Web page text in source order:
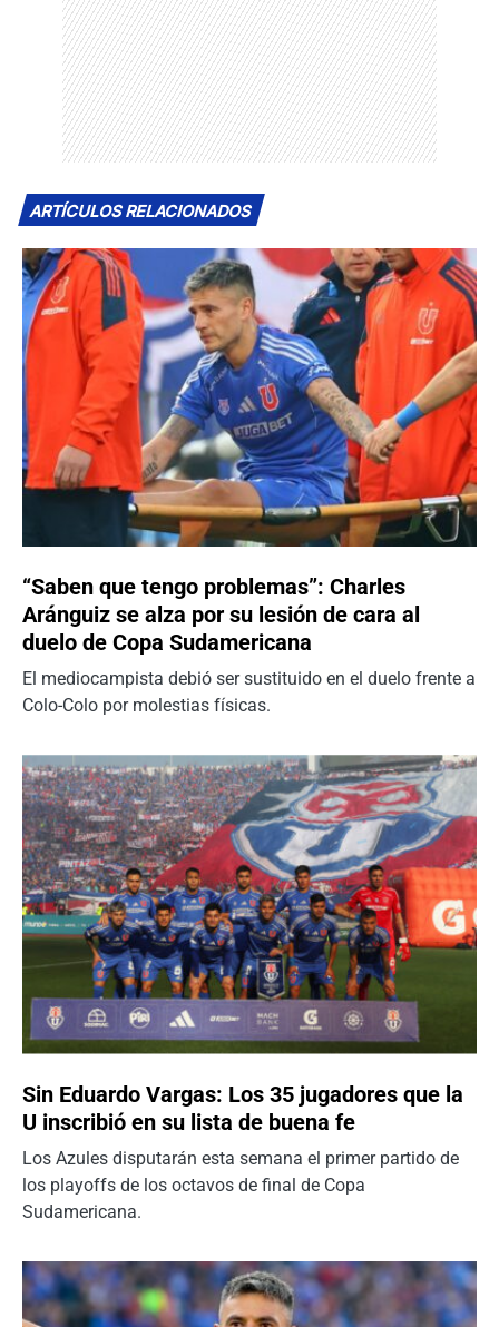
ARTÍCULOS RELACIONADOS
“Saben que tengo problemas”: Charles
Aránguiz se alza por su lesión de cara al
duelo de Copa Sudamericana
El mediocampista debió ser sustituido en el duelo frente a
Colo-Colo por molestias físicas.
Sin Eduardo Vargas: Los 35 jugadores que la
U inscribió en su lista de buena fe
Los Azules disputarán esta semana el primer partido de
los playoffs de los octavos de final de Copa
Sudamericana.